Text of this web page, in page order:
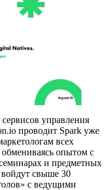
управления
проводит Spark уже
всех
опытом с
и предметных
свыше 30
с ведущими